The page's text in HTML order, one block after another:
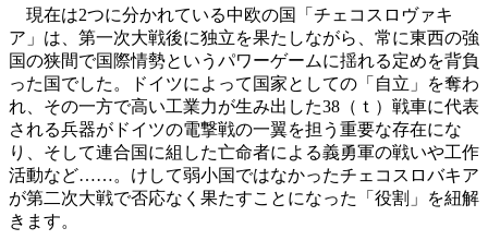
現在は2つに分かれている中欧の国「チェコスロヴァキ
ア」は、第一次大戦後に独立を果たしながら、常に東西の強
国の狭間で国際情勢というパワーゲームに揺れる定めを背負
った国でした。ドイツによって国家としての「自立」を奪わ
れ、その一方で高い工業力が生み出した38（ｔ）戦車に代表
される兵器がドイツの電撃戦の一翼を担う重要な存在にな
り、そして連合国に組した亡命者による義勇軍の戦いや工作
活動など……。けして弱小国ではなかったチェコスロバキア
が第二次大戦で否応なく果たすことになった「役割」を紐解
きます。